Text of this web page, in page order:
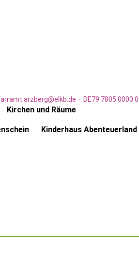
– DE79 7805 0000
Kirchen und Räume
Kinderhaus Abenteuerland